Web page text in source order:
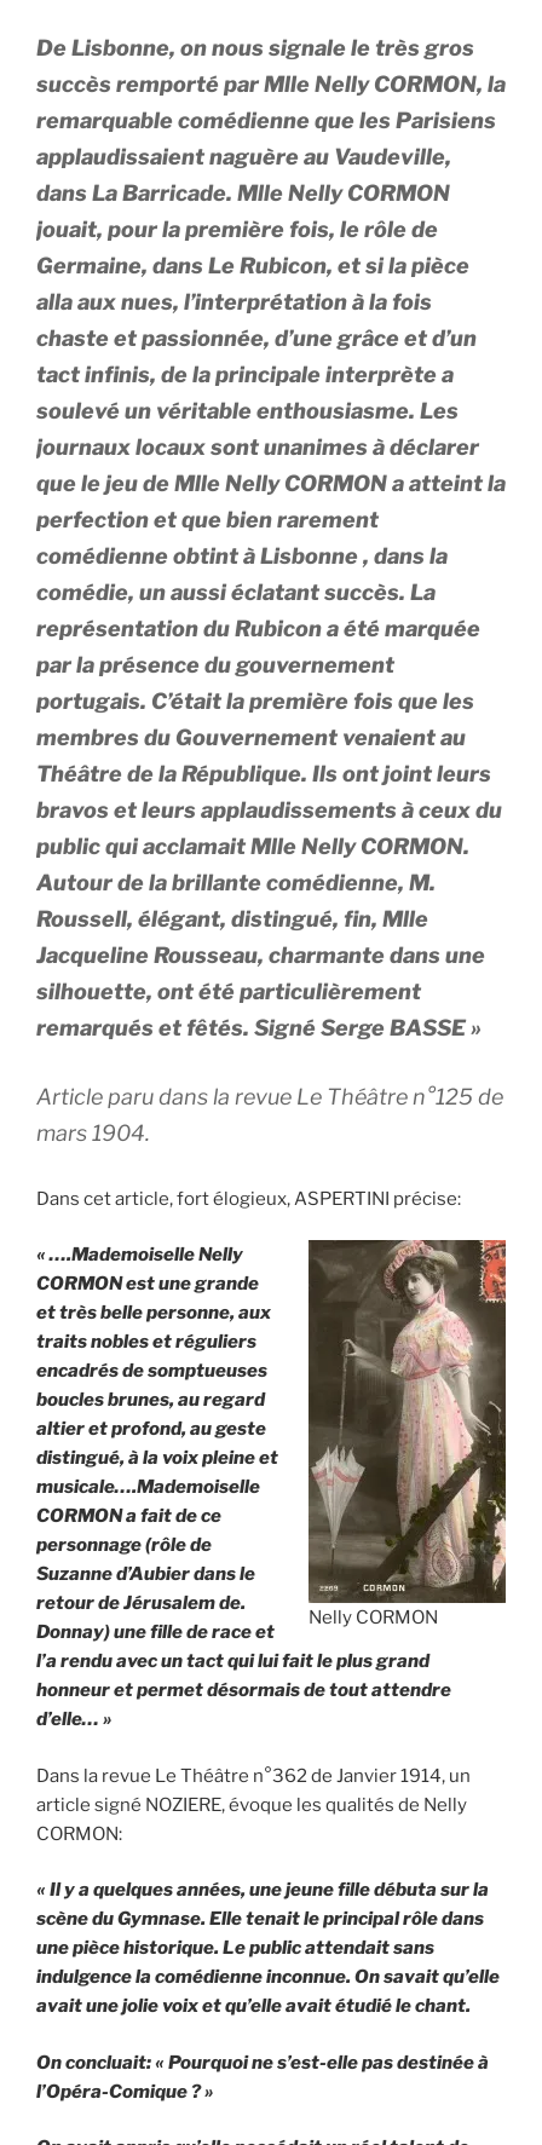
De Lisbonne, on nous signale le très gros
succès remporté par Mlle Nelly CORMON, la
remarquable comédienne que les Parisiens
applaudissaient naguère au Vaudeville,
dans La Barricade. Mlle Nelly CORMON
jouait, pour la première fois, le rôle de
Germaine, dans Le Rubicon, et si la pièce
alla aux nues, l’interprétation à la fois
chaste et passionnée, d’une grâce et d’un
tact infinis, de la principale interprète a
soulevé un véritable enthousiasme. Les
journaux locaux sont unanimes à déclarer
que le jeu de Mlle Nelly CORMON a atteint la
perfection et que bien rarement
comédienne obtint à Lisbonne , dans la
comédie, un aussi éclatant succès. La
représentation du Rubicon a été marquée
par la présence du gouvernement
portugais. C’était la première fois que les
membres du Gouvernement venaient au
Théâtre de la République. Ils ont joint leurs
bravos et leurs applaudissements à ceux du
public qui acclamait Mlle Nelly CORMON.
Autour de la brillante comédienne, M.
Roussell, élégant, distingué, fin, Mlle
Jacqueline Rousseau, charmante dans une
silhouette, ont été particulièrement
remarqués et fêtés. Signé Serge BASSE »
Article paru dans la revue Le Théâtre n°125 de
mars 1904.
Dans cet article, fort élogieux, ASPERTINI précise:
Nelly CORMON
« ….Mademoiselle Nelly
CORMON est une grande
et très belle personne, aux
traits nobles et réguliers
encadrés de somptueuses
boucles brunes, au regard
altier et profond, au geste
distingué, à la voix pleine et
musicale….Mademoiselle
CORMON a fait de ce
personnage (rôle de
Suzanne d’Aubier dans le
retour de Jérusalem de.
Donnay) une fille de race et
l’a rendu avec un tact qui lui fait le plus grand
honneur et permet désormais de tout attendre
d’elle… »
Dans la revue Le Théâtre n°362 de Janvier 1914, un
article signé NOZIERE, évoque les qualités de Nelly
CORMON:
« Il y a quelques années, une jeune fille débuta sur la
scène du Gymnase. Elle tenait le principal rôle dans
une pièce historique. Le public attendait sans
indulgence la comédienne inconnue. On savait qu’elle
avait une jolie voix et qu’elle avait étudié le chant.
On concluait: « Pourquoi ne s’est-elle pas destinée à
l’Opéra-Comique ? »